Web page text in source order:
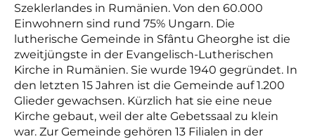
Szeklerlandes in Rumänien. Von den 60.000
Einwohnern sind rund 75% Ungarn. Die
lutherische Gemeinde in Sfântu Gheorghe ist die
zweitjüngste in der Evangelisch-Lutherischen
Kirche in Rumänien. Sie wurde 1940 gegründet. In
den letzten 15 Jahren ist die Gemeinde auf 1.200
Glieder gewachsen. Kürzlich hat sie eine neue
Kirche gebaut, weil der alte Gebetssaal zu klein
war. Zur Gemeinde gehören 13 Filialen in der